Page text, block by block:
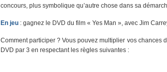
concours, plus symbolique qu’autre chose dans sa
En jeu: gagnez le DVD du film « Yes Man », avec Jim
Comment participer ? Vous pouvez multiplier vos chances
DVD par 3 en respectant les règles suivantes :